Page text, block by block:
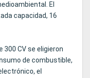
El
capacidad, 16
300 CV se eligieron
de combustible,
el